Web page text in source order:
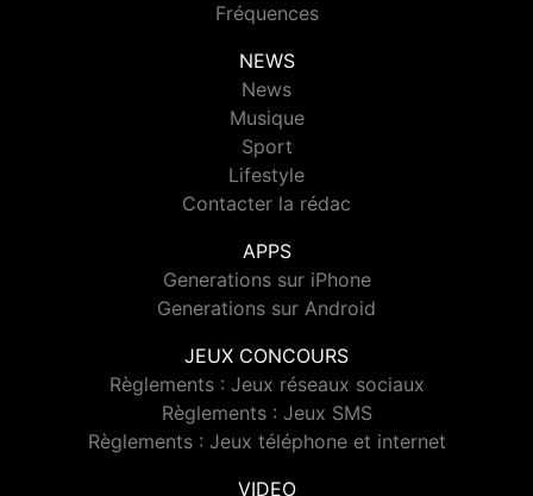
Fréquences
NEWS
News
Musique
Sport
Lifestyle
Contacter la rédac
APPS
Generations sur iPhone
Generations sur Android
JEUX CONCOURS
Règlements : Jeux réseaux sociaux
Règlements : Jeux SMS
Règlements : Jeux téléphone et internet
VIDEO